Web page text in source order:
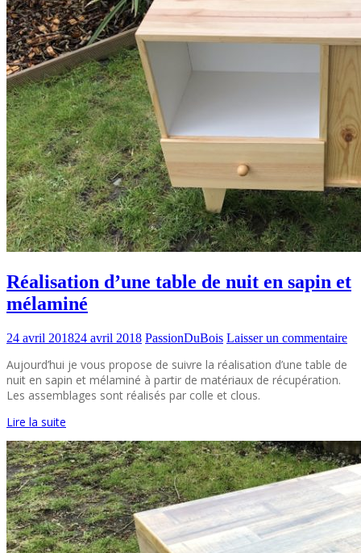
Réalisation d’une table de nuit en sapin et
mélaminé
24 avril 201824 avril 2018 PassionDuBois Laisser un commentaire
Aujourd’hui je vous propose de suivre la réalisation d’une table de
nuit en sapin et mélaminé à partir de matériaux de récupération.
Les assemblages sont réalisés par colle et clous.
Lire la suite